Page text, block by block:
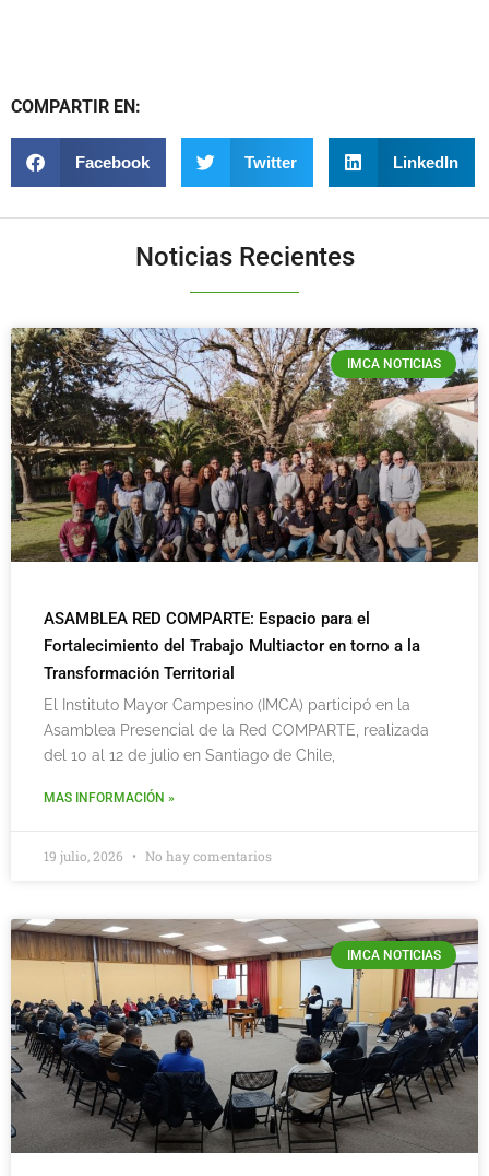
COMPARTIR EN:
Facebook Twitter LinkedIn
Noticias Recientes
IMCA NOTICIAS
ASAMBLEA RED COMPARTE: Espacio para el
Fortalecimiento del Trabajo Multiactor en torno a la
Transformación Territorial
El Instituto Mayor Campesino (IMCA) participó en la
Asamblea Presencial de la Red COMPARTE, realizada
del 10 al 12 de julio en Santiago de Chile,
MAS INFORMACIÓN »
19 julio, 2026 No hay comentarios
IMCA NOTICIAS